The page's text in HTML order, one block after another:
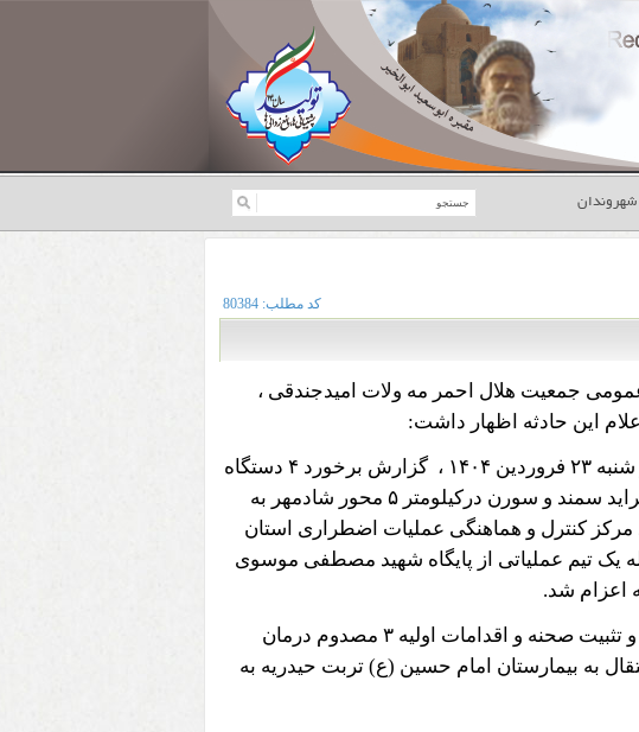
شهروندان
کد مطلب: 80384
جمعیت هلال احمر مه ولات امیدجندقی ،
این حادثه اظهار داشت:
گزارش برخورد ۴ دستگاه
خودروی اتوبوس ، پراید سمند و سورن درکیلومتر ۵ محور شادمهر به
کنترل و هماهنگی عملیات اضطراری استان
یک تیم عملیاتی از پایگاه شهید مصطفی موسوی
اعزام شد.
این حادثه ۶ مصدوم بر جای گذاشت که بعد از ارزیابی و تثبیت صحنه و اقدامات اولیه ۳ مصدوم درمان
و انتقال به بیمارستان امام حسین (ع) تربت حیدریه به